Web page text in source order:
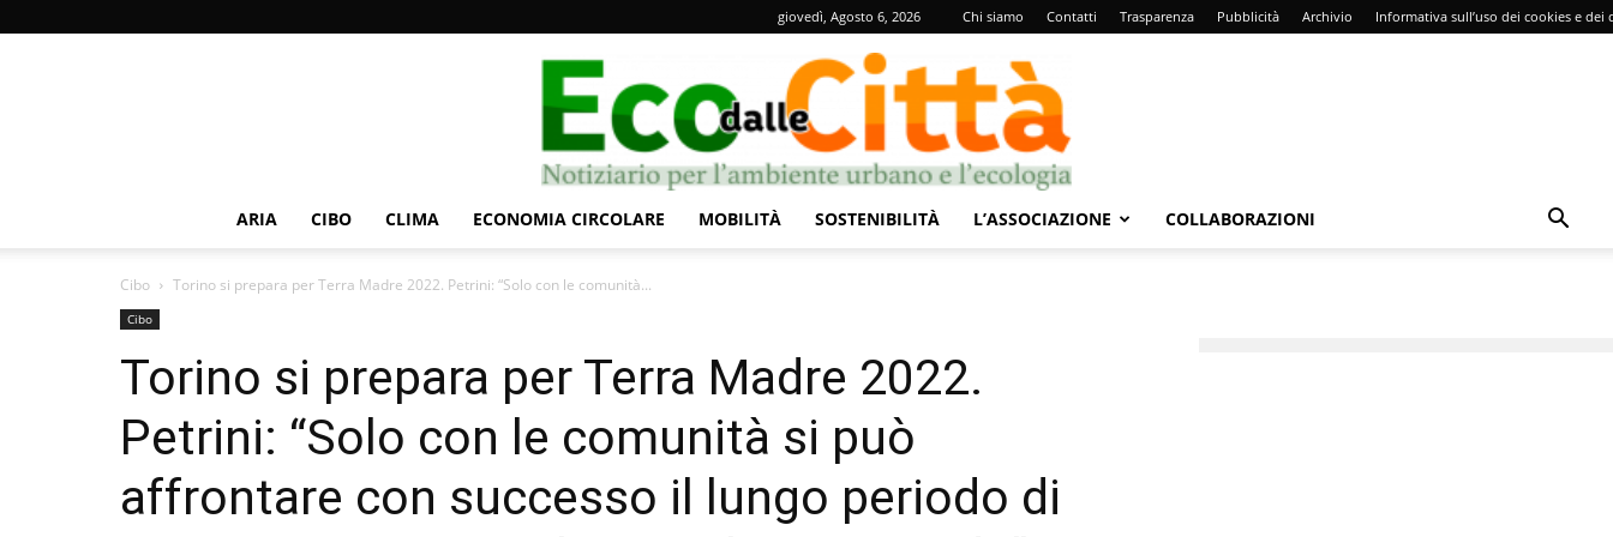
giovedì, Agosto 6, 2026 Chi siamo Contatti Trasparenza Pubblicità Archivio Informativa sull’uso dei cookies e dei
dalle
ARIA CIBO CLIMA ECONOMIA CIRCOLARE MOBILITÀ SOSTENIBILITÀ L’ASSOCIAZIONE COLLABORAZIONI
Cibo Torino si prepara per Terra Madre 2022. Petrini: “Solo con le comunità...
Cibo
Torino si prepara per Terra Madre 2022.
Petrini: “Solo con le comunità si può
affrontare con successo il lungo periodo di